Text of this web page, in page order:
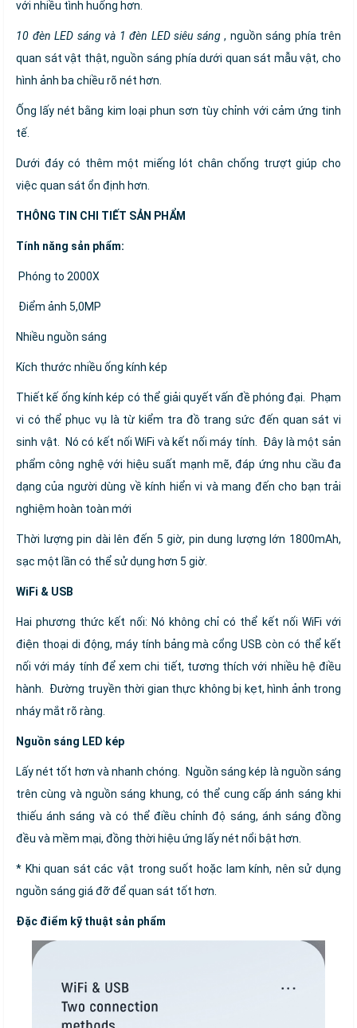
với nhiều tình huống hơn.
10 đèn LED sáng và 1 đèn LED siêu sáng, nguồn sáng phía trên
quan sát vật thật, nguồn sáng phía dưới quan sát mẫu vật, cho
hình ảnh ba chiều rõ nét hơn.
Ống lấy nét bằng kim loại phun sơn tùy chỉnh với cảm ứng tinh
tế.
Dưới đáy có thêm một miếng lót chân chống trượt giúp cho
việc quan sát ổn định hơn.
THÔNG TIN CHI TIẾT SẢN PHẨM
Tính năng sản phẩm:
Phóng to 2000X
Điểm ảnh 5,0MP
Nhiều nguồn sáng
Kích thước nhiều ống kính kép
Thiết kế ống kính kép có thể giải quyết vấn đề phóng đại. Phạm
vi có thể phục vụ là từ kiểm tra đồ trang sức đến quan sát vi
sinh vật. Nó có kết nối WiFi và kết nối máy tính. Đây là một sản
phẩm công nghệ với hiệu suất mạnh mẽ, đáp ứng nhu cầu đa
dạng của người dùng về kính hiển vi và mang đến cho bạn trải
nghiệm hoàn toàn mới
Thời lượng pin dài lên đến 5 giờ, pin dung lượng lớn 1800mAh,
sạc một lần có thể sử dụng hơn 5 giờ
WiFi & USB
Hai phương thức kết nối: Nó không chỉ có thể kết nối WiFi với
điện thoại di động, máy tính bảng mà cổng USB còn có thể kết
nối với máy tính để xem chi tiết, tương thích với nhiều hệ điều
hành. Đường truyền thời gian thực không bị kẹt, hình ảnh trong
nháy mắt rõ ràng.
Nguồn sáng LED kép
Lấy nét tốt hơn và nhanh chóng. Nguồn sáng kép là nguồn sáng
trên cùng và nguồn sáng khung, có thể cung cấp ánh sáng khi
thiếu ánh sáng và có thể điều chỉnh độ sáng, ánh sáng đồng
đều và mềm mại, đồng thời hiệu ứng lấy nét nổi bật hơn.
* Khi quan sát các vật trong suốt hoặc lam kính, nên sử dụng
nguồn sáng giá đỡ để quan sát tốt hơn.
Đặc điểm kỹ thuật sản phẩm